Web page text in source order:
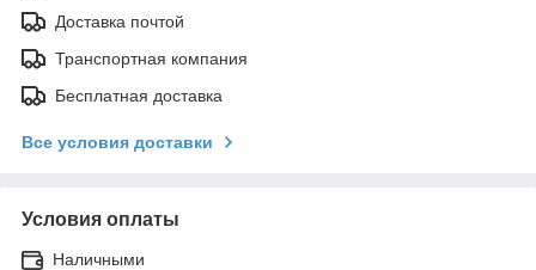
Доставка почтой
Транспортная компания
Бесплатная доставка
Все условия доставки
Условия оплаты
Наличными